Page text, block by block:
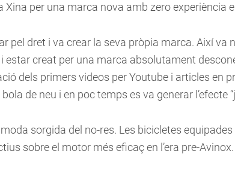
Xina per una marca nova amb zero experiència
pel dret i va crear la seva pròpia marca. Així va
estar creat per una marca absolutament
dels primers videos per Youtube i articles en
bola de neu i en poc temps es va generar l’efecte
moda sorgida del no-res. Les bicicletes
sobre el motor més eficaç en l’era pre-